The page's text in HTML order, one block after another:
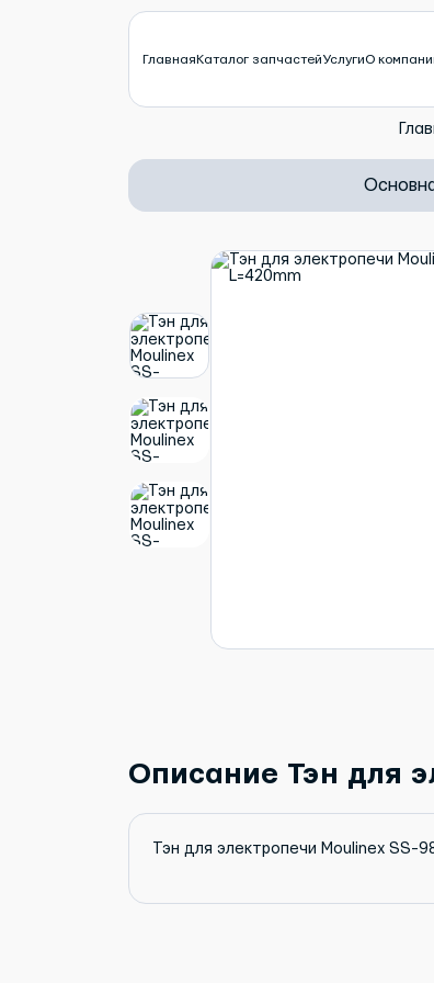
ГлавнаяКаталог запчастейУслугиО
Описание Тэн для
Тэн для электропечи Moulinex SS-